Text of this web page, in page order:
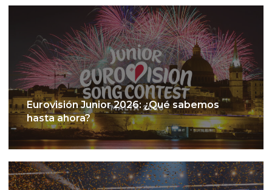
Eurovisión Junior 2026: ¿Qué sabemos
hasta ahora?